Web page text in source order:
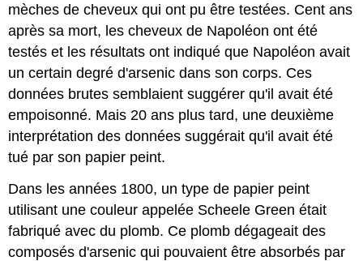
mèches de cheveux qui ont pu être testées. Cent ans
après sa mort, les cheveux de Napoléon ont été
testés et les résultats ont indiqué que Napoléon avait
un certain degré d'arsenic dans son corps. Ces
données brutes semblaient suggérer qu'il avait été
empoisonné. Mais 20 ans plus tard, une deuxième
interprétation des données suggérait qu'il avait été
tué par son papier peint.
Dans les années 1800, un type de papier peint
utilisant une couleur appelée Scheele Green était
fabriqué avec du plomb. Ce plomb dégageait des
composés d'arsenic qui pouvaient être absorbés par